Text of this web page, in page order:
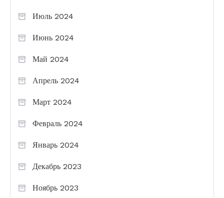
Июль 2024
Июнь 2024
Май 2024
Апрель 2024
Март 2024
Февраль 2024
Январь 2024
Декабрь 2023
Ноябрь 2023